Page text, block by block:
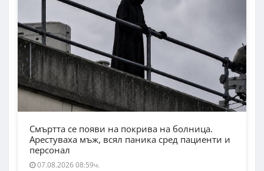
Смъртта се появи на покрива на болница.
Арестуваха мъж, всял паника сред пациенти и
персонал
07.08.2026 08:59ч.